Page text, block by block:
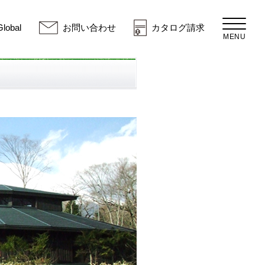
お問い合わせ カタログ請求
MENU